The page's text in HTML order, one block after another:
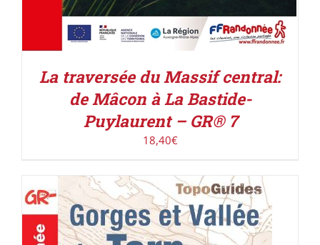
La traversée du Massif central:
de Mâcon à La Bastide-
Puylaurent – GR® 7
18,40€